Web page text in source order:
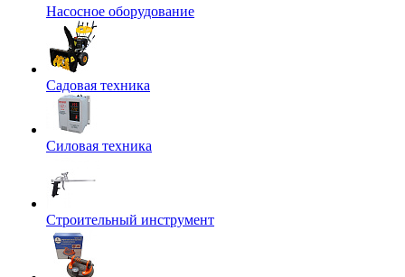
Насосное оборудование
Садовая техника
Силовая техника
Строительный инструмент